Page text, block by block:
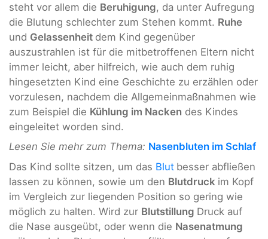
steht vor allem die Beruhigung, da unter Aufregung
die Blutung schlechter zum Stehen kommt. Ruhe
und Gelassenheit dem Kind gegenüber
auszustrahlen ist für die mitbetroffenen Eltern nicht
immer leicht, aber hilfreich, wie auch dem ruhig
hingesetzten Kind eine Geschichte zu erzählen oder
vorzulesen, nachdem die Allgemeinmaßnahmen wie
zum Beispiel die Kühlung im Nacken des Kindes
eingeleitet worden sind.
Lesen Sie mehr zum Thema: Nasenbluten im Schlaf
Das Kind sollte sitzen, um das Blut besser abfließen
lassen zu können, sowie um den Blutdruck im Kopf
im Vergleich zur liegenden Position so gering wie
möglich zu halten. Wird zur Blutstillung Druck auf
die Nase ausgeübt, oder wenn die Nasenatmung